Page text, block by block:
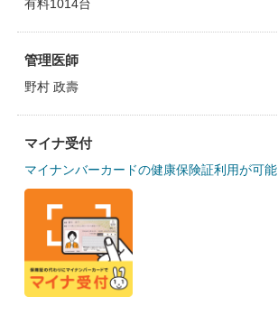
有料1014台
管理医師
野村 政壽
マイナ受付
マイナンバーカードの健康保険証利用が可能